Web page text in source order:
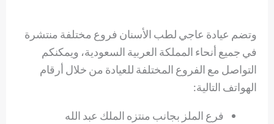
وتضم عيادة عاجي لطب الأسنان فروع مختلفة منتشرة
في جميع أنحاء المملكة العربية السعودية، ويمكنكم
التواصل مع الفروع المختلفة للعيادة من خلال أرقام
الهواتف التالية:
فرع الملز بجانب منتزه الملك عبد الله